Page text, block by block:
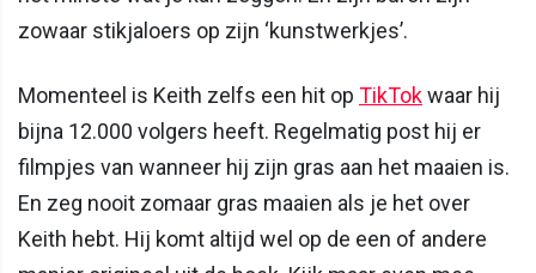
zowaar stikjaloers op zijn ‘kunstwerkjes’.
Momenteel is Keith zelfs een hit op TikTokwaar hij
bijna 12.000 volgers heeft. Regelmatig post hij er
filmpjes van wanneer hij zijn gras aan het maaien is.
En zeg nooit zomaar gras maaien als je het over
Keith hebt. Hij komt altijd wel op de een of andere